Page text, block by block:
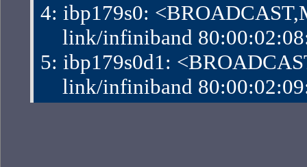
4: ibp179s0:
link/infiniband
5: ibp179s0d1:
link/infiniband